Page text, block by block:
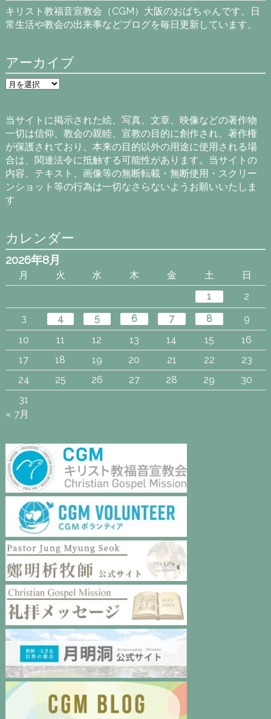
キリスト教福音宣教会（CGM）大阪のおばちゃんです。日
常生活や教会の出来事などブログを毎日更新しています。
アーカイブ
ア
ー
ブ
当サイトに掲示された絵、写真、文章、映像などの著作物
一切は信仰、教会の親睦、宣教の目的に創作され、著作権
が保護されており、本来の目的以外の用途に使用される場
合は、関連法令に抵触する可能性があります。当サイトの
内容、テキスト、画像等の無断転載・無断使用・スクリー
ンショット等の行為は一切なさらないようお願いいたしま
す
カレンダー
2026年8月
月 火 水 木 金 土
日
1
2
3
4 5 6 7 8
9
10
11 12 13 14 15
16
17
18 19 20 21 22
23
24
25 26 27 28 29
30
31
« 7月